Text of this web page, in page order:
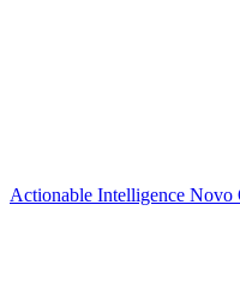
Actionable Intelligence Novo